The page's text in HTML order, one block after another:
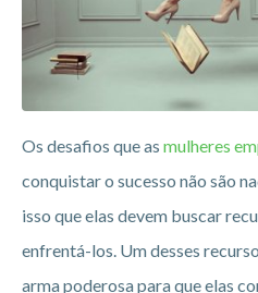
Os desafios que as mulheres
conquistar o sucesso não são
isso que elas devem buscar
enfrentá-los. Um desses
arma poderosa para que elas